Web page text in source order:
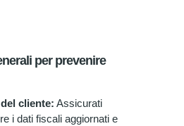
per prevenire
cliente: Assicurati
i dati fiscali aggiornati e